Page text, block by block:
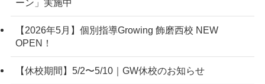
【2026年5月】個別指導Growing 飾磨西校 NEW
OPEN！
【休校期間】5/2〜5/10｜GW休校のお知らせ